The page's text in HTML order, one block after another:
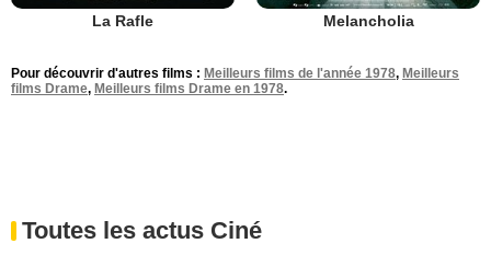
La Rafle Melancholia
Pour découvrir d'autres films : Meilleurs films de l'année 1978, Meilleurs
films Drame, Meilleurs films Drame en 1978.
Toutes les actus Ciné